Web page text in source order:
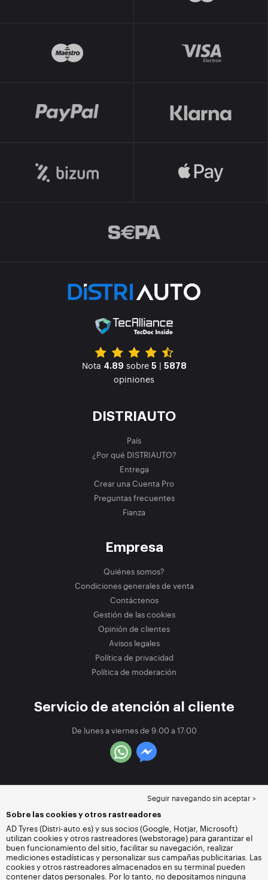
Nota 4.89 sobre 5 | 5878
opiniones
DISTRIAUTO
País
¿Por qué DISTRIAUTO?
Entrega
Crear una Cuenta Pro
Preguntas frecuentes
Fianza
Empresa
Quiénes somos?
Condiciones generales de venta
Contáctenos
Gestión de las cookies
Opinión de clientes
Avisos legales
Política de privacidad
Política de moderación
Servicio de atención al cliente
De lunes a viernes de 9:00 a 17:00
Seguir navegando sin aceptar >
Sobre las cookies y otros rastreadores
AD Tyres (Distri-auto.es) y sus socios (Google, Hotjar, Microsoft)
utilizan cookies y otros rastreadores (webstorage) para garantizar el
buen funcionamiento del sitio, facilitar su navegación, realizar
mediciones estadísticas y personalizar sus campañas publicitarias. Las
cookies y otros rastreadores almacenados en su terminal pueden
contener datos personales. Por lo tanto, no depositamos ninguna